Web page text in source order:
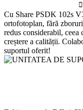

Cu Share PSDK 102s
ortofotoplan, fără
redus considerabil, ceea
creștere a calității.
suportul oferit!